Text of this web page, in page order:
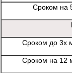
Сроком на
Сроком до 3х
Сроком на 12